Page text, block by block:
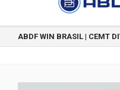
ABDF WIN BRASIL | CEMT